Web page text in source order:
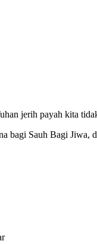
jerih payah kita
bagi Sauh Bagi Jiwa,